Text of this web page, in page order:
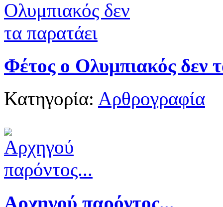
Φέτος ο Ολυμπιακός δεν
Κατηγορία: Αρθρογραφία
Αρχηγού παρόντος...